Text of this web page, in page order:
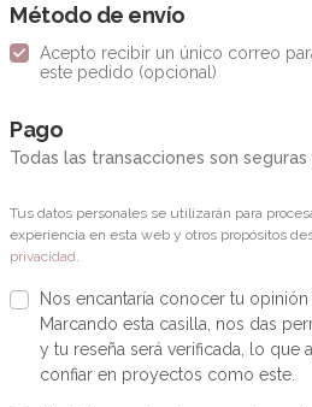
Método de envío
Acepto recibir un único correo
este pedido (opcional)
Pago
Todas las transacciones son
Tus datos personales se utilizarán para
experiencia en esta web y otros propósitos
privacidad.
Nos encantaría conocer tu
Marcando esta casilla, nos das
y tu reseña será verificada, lo que
confiar en proyectos como este.